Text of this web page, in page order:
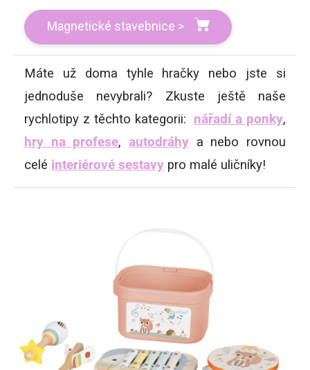
Magnetické stavebnice >
Máte už doma tyhle hračky nebo jste si
jednoduše nevybrali? Zkuste ještě naše
rychlotipy z těchto kategorii: nářadí a ponky,
hry na profese,autodráhy a nebo rovnou
celé interiérové sestavy pro malé uličníky!